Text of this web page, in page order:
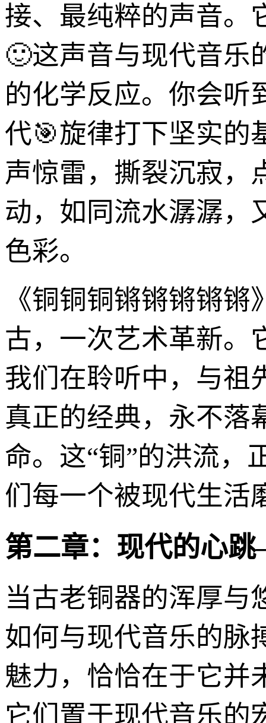
接、最纯粹的声音。
🙂这声音与现代音乐
的化学反应。你会听
代🎯旋律打下坚实的
声惊雷，撕裂沉寂，
动，如同流水潺潺，
色彩。
《铜铜铜锵锵锵锵
古，一次艺术革新。
我们在聆听中，与祖
真正的经典，永不落
命。这“铜”的洪流，
们每一个被现代生活
第二章：现代的心
当古老铜器的浑厚与
如何与现代音乐的脉
魅力，恰恰在于它并
它们置于现代音乐的